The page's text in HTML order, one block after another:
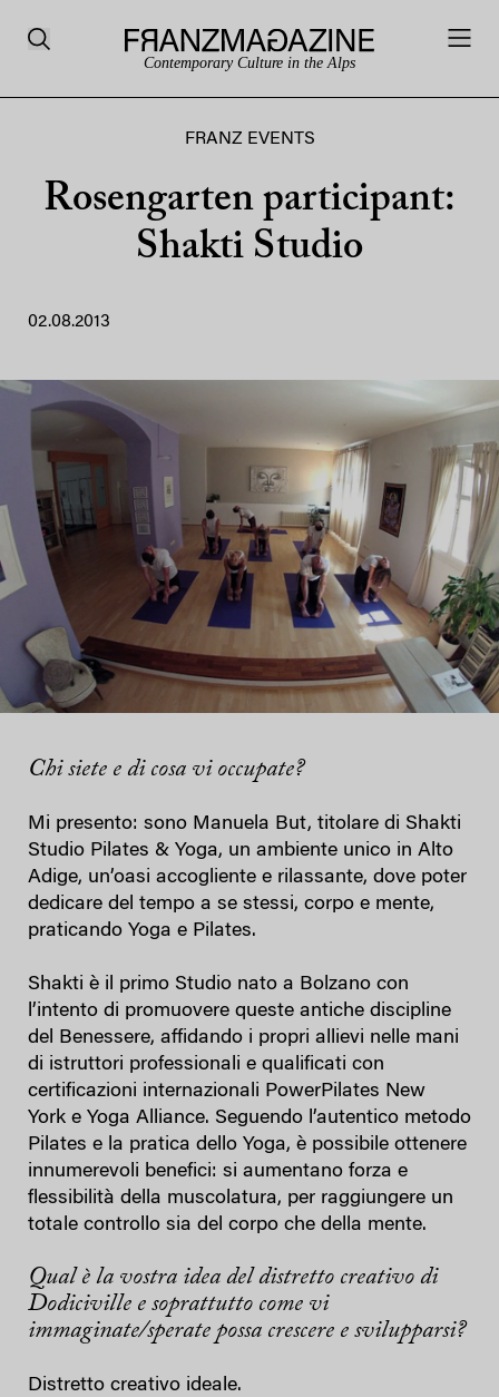
Contemporary Culture in the Alps
FRANZ EVENTS
Rosengarten participant:
Shakti Studio
02.08.2013
Chi siete e di cosa vi occupate?
Mi presento: sono Manuela But, titolare di Shakti
Studio Pilates & Yoga, un ambiente unico in Alto
Adige, un’oasi accogliente e rilassante, dove poter
dedicare del tempo a se stessi, corpo e mente,
praticando Yoga e Pilates.
Shakti è il primo Studio nato a Bolzano con
l’intento di promuovere queste antiche discipline
del Benessere, affidando i propri allievi nelle mani
di istruttori professionali e qualificati con
certificazioni internazionali PowerPilates New
York e Yoga Alliance. Seguendo l’autentico metodo
Pilates e la pratica dello Yoga, è possibile ottenere
innumerevoli benefici: si aumentano forza e
flessibilità della muscolatura, per raggiungere un
totale controllo sia del corpo che della mente.
Qual è la vostra idea del distretto creativo di
Dodiciville e soprattutto come vi
immaginate/sperate possa crescere e svilupparsi?
Distretto creativo ideale.